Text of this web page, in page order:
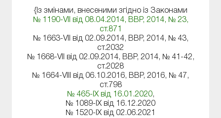
{Із змінами, внесеними згідно із Законами
№ 1190-VII від 08.04.2014, ВВР, 2014, № 23,
ст.871
№ 1663-VII від 02.09.2014, ВВР, 2014, № 43,
ст.2032
№ 1668-VII від 02.09.2014, ВВР, 2014, № 41-42,
ст.2028
№ 1664-VIII від 06.10.2016, ВВР, 2016, № 47,
ст.798
№ 465-IX від 16.01.2020,
№ 1089-IX від 16.12.2020
№ 1520-IX від 02.06.2021